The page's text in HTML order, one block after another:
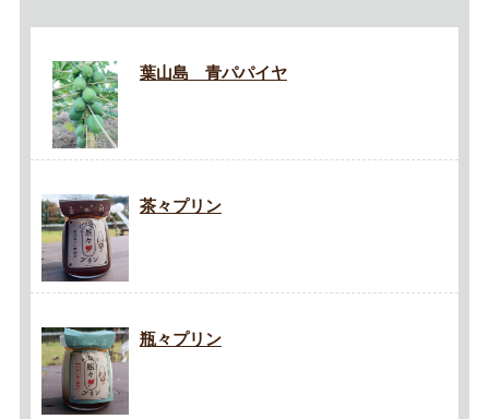
葉山島 青パパイヤ
茶々プリン
瓶々プリン